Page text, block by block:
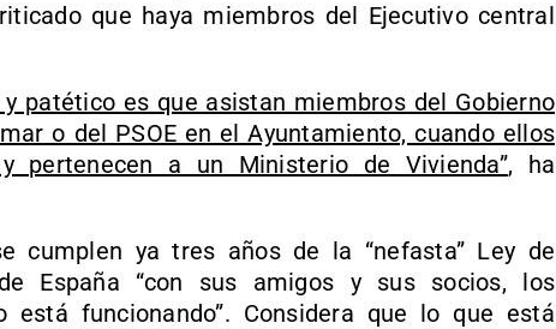
que haya miembros del Ejecutivo central
patético es que asistan miembros del Gobierno
o del PSOE en el Ayuntamiento, cuando ellos
pertenecen a un Ministerio de Vivienda”, ha
cumplen ya tres años de la “nefasta” Ley de
España “con sus amigos y sus socios, los
está funcionando”. Considera que lo que está